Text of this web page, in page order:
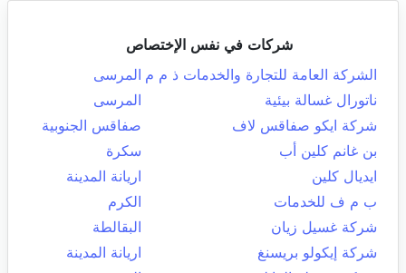
شركات في نفس الإختصاص
الشركة العامة للتجارة والخدمات ذ م م المرسى
ناتورال غسالة بيئية
المرسى
شركة ايكو صفاقس لاف
صفاقس الجنوبية
بن غانم كلين أب
سكرة
ايديال كلين
اريانة المدينة
ب م ف للخدمات
الكرم
شركة غسيل زيان
البقالطة
شركة إيكولو بريسنغ
اريانة المدينة